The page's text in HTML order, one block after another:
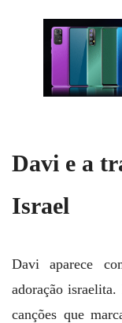
Davi e a
Israel
Davi aparece
adoração
canções que